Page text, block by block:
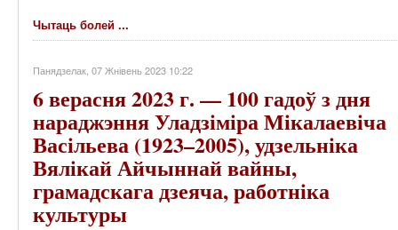
Чытаць болей ...
Панядзелак, 07 Жнівень 2023 10:22
6 верасня 2023 г. — 100 гадоў з дня
нараджэння Уладзіміра Мікалаевіча
Васільева (1923–2005), удзельніка
Вялікай Айчыннай вайны,
грамадскага дзеяча, работніка
культуры